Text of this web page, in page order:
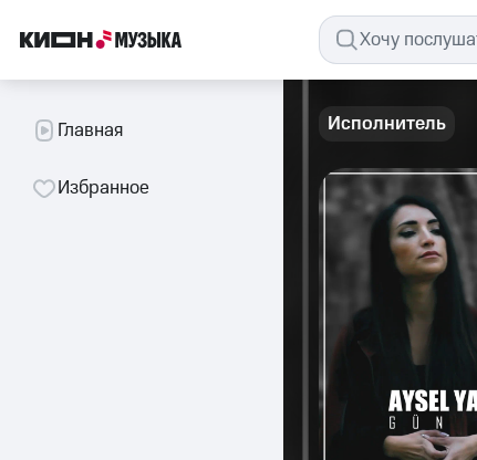
Главная
Избранное
Исполнитель